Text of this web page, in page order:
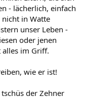
- lächerlich, einfach
nicht in Watte
unser Leben -
oder jenen
alles im Griff.
wie er ist!
der Zehner